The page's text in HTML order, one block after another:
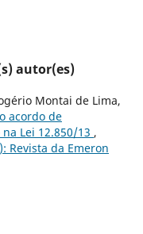
autor(es)
Montai de Lima,
acordo de
Lei 12.850/13 ,
Revista da Emeron